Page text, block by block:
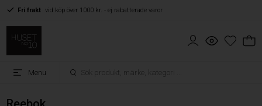
Fri frakt vid köp över 1000 kr. - ej rabatterade varor
Menu